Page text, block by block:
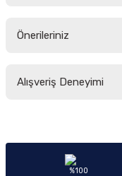
Önerileriniz
yetersiz gördüğünüz
Ürün açıklamasında
Alışveriş Deneyimi